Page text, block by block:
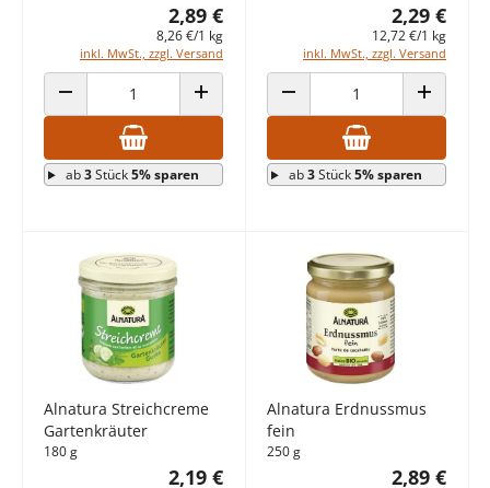
2,89 €
8,26 €/1 kg
inkl. MwSt., zzgl. Versand
ANZAHL VERRINGERN ANZAHL ERHÖHEN
ab3Stück5% sparen
2,29 €
12,72 €/1 kg
inkl. MwSt., zzgl. Versand
ANZAHL VERRINGERN ANZAHL
ab3Stück5% sparen
Alnatura Streichcreme
Gartenkräuter
180 g
2,19 €
Alnatura Erdnussmus
fein
250 g
2,89 €